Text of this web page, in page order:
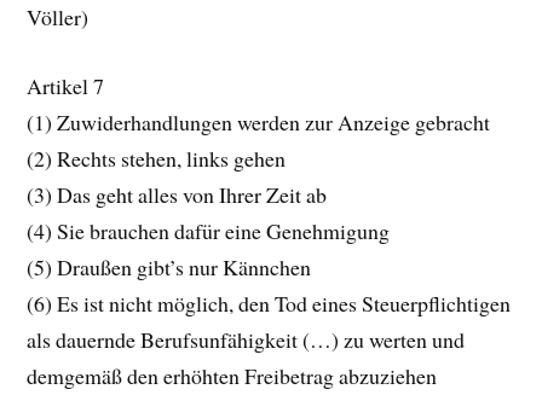
Völler)
Artikel 7
(1) Zuwiderhandlungen werden zur Anzeige gebracht
(2) Rechts stehen, links gehen
(3) Das geht alles von Ihrer Zeit ab
(4) Sie brauchen dafür eine Genehmigung
(5) Draußen gibt’s nur Kännchen
(6) Es ist nicht möglich, den Tod eines Steuerpflichtigen
als dauernde Berufsunfähigkeit (…) zu werten und
demgemäß den erhöhten Freibetrag abzuziehen